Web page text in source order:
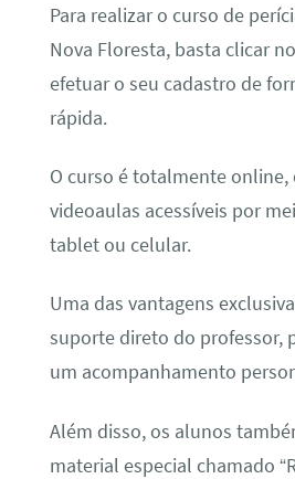
Para realizar o curso de
Nova Floresta, basta clicar
efetuar o seu cadastro de
rápida.
O curso é totalmente online,
videoaulas acessíveis por
tablet ou celular.
Uma das vantagens
suporte direto do professor,
um acompanhamento
Além disso, os alunos
material especial chamado